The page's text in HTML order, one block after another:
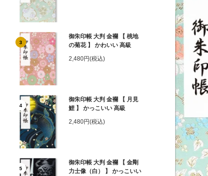
3
御朱印帳 大判 金襴 【 桃地
の菊花 】 かわいい 高級
2,480円(税込)
4
御朱印帳 大判 金襴 【 月見
鯉 】 かっこいい 高級
2,480円(税込)
5
御朱印帳 大判 金襴 【 金剛
力士像（白） 】 かっこいい